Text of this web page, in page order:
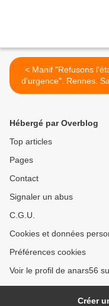
< Manif "Refusons l'état
d'urgence". Rennes.
23 janvier
Hébergé par Overblog
Top articles
Pages
Contact
Signaler un abus
C.G.U.
Cookies et données
Préférences cookies
Voir le profil de anars56
Créer